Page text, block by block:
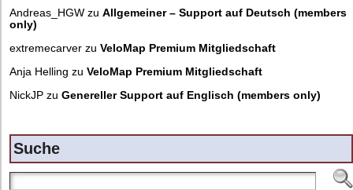
Andreas_HGW zu Allgemeiner – Support auf Deutsch (members
only)
extremecarver zu VeloMap Premium Mitgliedschaft
Anja Helling zu VeloMap Premium Mitgliedschaft
NickJP zu Genereller Support auf Englisch (members only)
Suche